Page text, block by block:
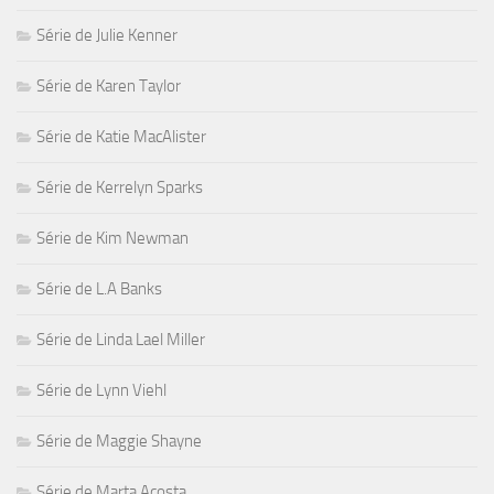
Série de Julie Kenner
Série de Karen Taylor
Série de Katie MacAlister
Série de Kerrelyn Sparks
Série de Kim Newman
Série de L.A Banks
Série de Linda Lael Miller
Série de Lynn Viehl
Série de Maggie Shayne